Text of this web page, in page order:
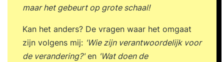
maar het gebeurt op grote schaal!
Kan het anders? De vragen waar het omgaat
zijn volgens mij: 'Wie zijn verantwoordelijk voor
de verandering?'en 'Wat doen de